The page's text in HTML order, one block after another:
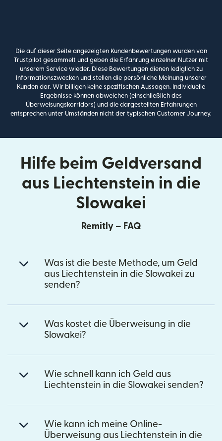
Die auf dieser Seite angezeigten Kundenbewertungen wurden von
Trustpilot gesammelt und geben die Erfahrung einzelner Nutzer mit
unserem Service wieder. Diese Bewertungen dienen lediglich zu
Informationszwecken und stellen die persönliche Meinung unserer
Kunden dar. Wir billigen keine spezifischen Aussagen. Individuelle
Ergebnisse können abweichen (einschließlich des
Überweisungskorridors) und die dargestellten Erfahrungen
entsprechen unter Umständen nicht der typischen Customer Journey.
Hilfe beim Geldversand
aus Liechtenstein in die
Slowakei
Remitly – FAQ
Was ist die beste Methode, um Geld
aus Liechtenstein in die Slowakei zu
senden?
Was kostet die Überweisung in die
Slowakei?
Wie schnell kann ich Geld aus
Liechtenstein in die Slowakei senden?
Wie kann ich meine Online-
Überweisung aus Liechtenstein in die